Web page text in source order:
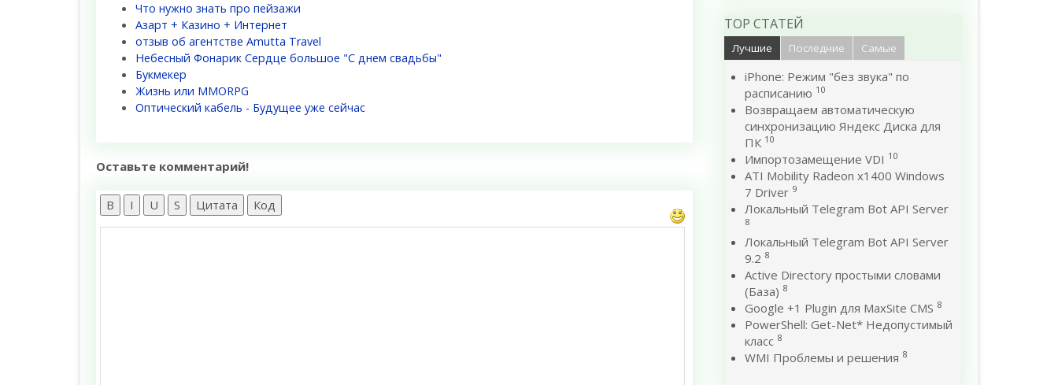
Что нужно знать про пейзажи
Азарт + Казино + Интернет
отзыв об агентстве Amutta Travel
Небесный Фонарик Сердце большое "С днем свадьбы"
Букмекер
Жизнь или MMORPG
Оптический кабель - Будущее уже сейчас
Оставьте комментарий!
B I U S Цитата Код
TOP СТАТЕЙ
Лучшие Последние Самые
iPhone: Режим "без звука" по
расписанию 10
Возвращаем автоматическую
синхронизацию Яндекс Диска для
ПК 10
Импортозамещение VDI 10
ATI Mobility Radeon x1400 Windows
7 Driver 9
Локальный Telegram Bot API Server
8
Локальный Telegram Bot API Server
9.2 8
Active Directory простыми словами
(База) 8
Google +1 Plugin для MaxSite CMS 8
PowerShell: Get-Net* Недопустимый
класс 8
WMI Проблемы и решения 8